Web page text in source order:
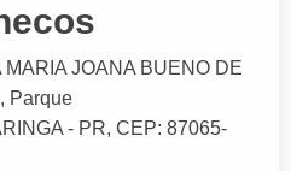
MARIA JOANA BUENO DE
Parque
- PR, CEP: 87065-